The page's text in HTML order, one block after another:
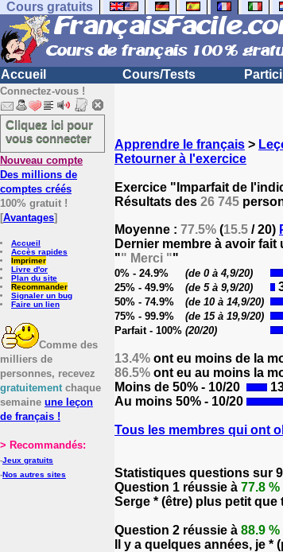
Cours gratuits
Accueil Cours/Tests
Connectez-vous !
Cliquez ici pour
vous connecter
Nouveau compte
Des millions de
comptes créés
100% gratuit !
[Avantages]
Accueil
Accès rapides
Imprimer
Livre d'or
Plan du site
Recommander
Signaler un bug
Faire un lien
Comme des
milliers de
personnes, recevez
gratuitementchaque
semaine une leçon
de français !
> Recommandés:
-Jeux gratuits
-Nos autres sites
Apprendre le français >
Retourner à l'exercice
Exercice "Imparfait de
Résultats des 26 745
Moyenne : 77.5% (15.5 / 20)
Dernier membre à avoir fait
"" Merci ""
0% - 24.9% (de 0 à 4,9/20)
25% - 49.9% (de 5 à 9,9/20)
50% - 74.9% (de 10 à 14,9/20)
75% - 99.9% (de 15 à 19,9/20)
Parfait - 100% (20/20)
13.4% ont eu moins de la
86.5% ont eu au moins la
Moins de 50% - 10/20
Au moins 50% - 10/20
Tous les membres qui ont
Statistiques questions sur
Question 1 réussie à 77.8 %
Serge * (être) plus petit que
Question 2 réussie à 88.9 %
Il y a quelques années, je